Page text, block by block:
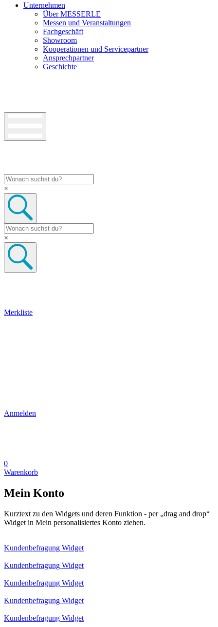
Unternehmen
Über MESSERLE
Messen und Veranstaltungen
Fachgeschäft
Showroom
Kooperationen und Servicepartner
Ansprechpartner
Geschichte
×
×
Merkliste
Anmelden
0
Warenkorb
Mein Konto
Kurztext zu den Widgets und deren Funktion - per „drag and drop“
Widget in Mein personalisiertes Konto ziehen.
Kundenbefragung Widget
Kundenbefragung Widget
Kundenbefragung Widget
Kundenbefragung Widget
Kundenbefragung Widget